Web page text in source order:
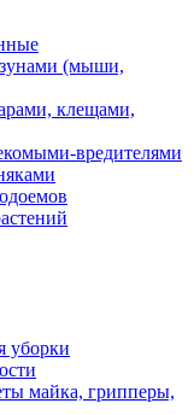
(мыши,
клещами,
вредителями
уборки
майка, грипперы,